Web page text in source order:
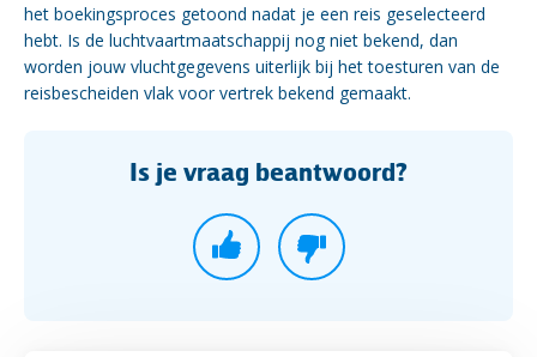
het boekingsproces getoond nadat je een reis geselecteerd
hebt. Is de luchtvaartmaatschappij nog niet bekend, dan
worden jouw vluchtgegevens uiterlijk bij het toesturen van de
reisbescheiden vlak voor vertrek bekend gemaakt.
Is je vraag beantwoord?